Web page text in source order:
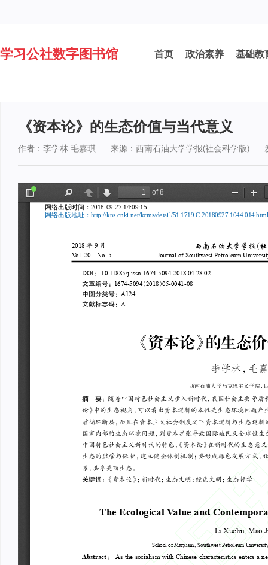
学习公社数字图书馆 首页 政治素养 基础教
《资本论》的生态价值与当代意义
作者：李学林 毛嘉琪 来源：西南石油大学学报(社会科学版)